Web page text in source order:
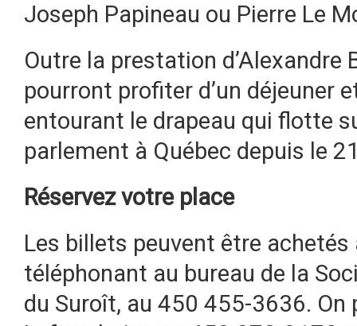
Joseph Papineau ou Pierre Le
Outre la prestation d’Alexandre
pourront profiter d’un déjeuner
entourant le drapeau qui flotte
parlement à Québec depuis le
Réservez votre place
Les billets peuvent être
téléphonant au bureau de la
du Suroît, au 450 455-3636.